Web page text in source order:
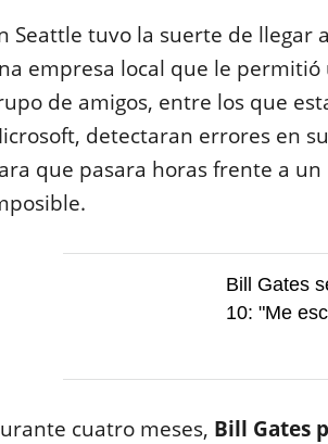
Seattle tuvo la suerte de llegar
empresa local que le
de amigos, entre los que
detectaran errores en
que pasara horas frente a
Bill Gates
10: "Me
cuatro meses, Bill Gates